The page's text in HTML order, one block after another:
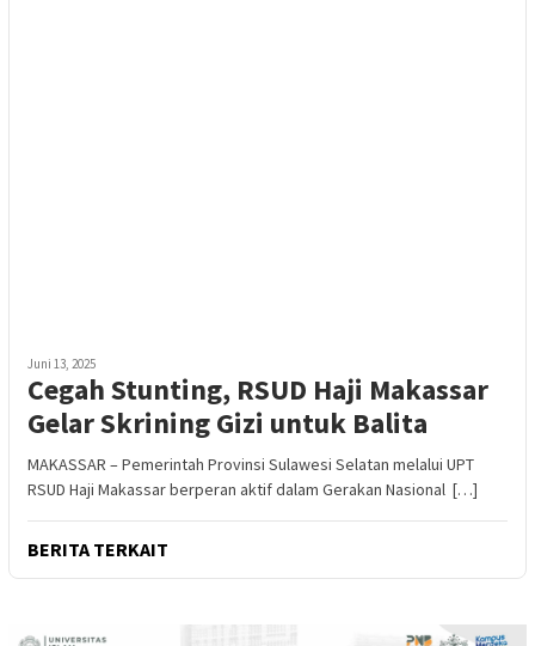
Juni 13, 2025
Cegah Stunting, RSUD Haji Makassar
Gelar Skrining Gizi untuk Balita
MAKASSAR – Pemerintah Provinsi Sulawesi Selatan melalui UPT
RSUD Haji Makassar berperan aktif dalam Gerakan Nasional […]
BERITA TERKAIT